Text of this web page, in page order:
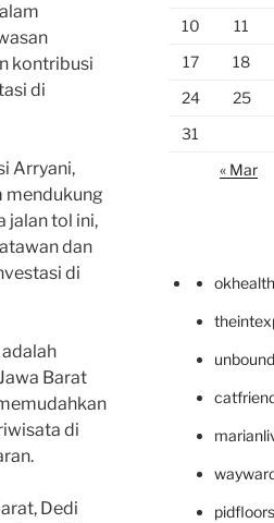
kontribusi
di
Arryani,
mendukung
jalan tol ini,
dan
di
Barat
di
Dedi
10
11
17
18
24
25
31
« Mar